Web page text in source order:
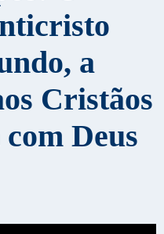
a
Cristãos
Deus